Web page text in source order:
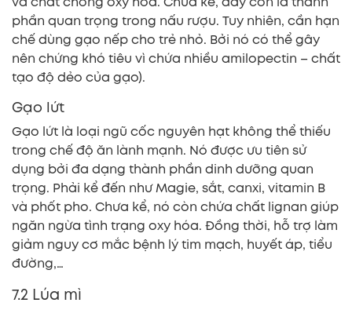
phần quan trọng trong nấu rượu. Tuy nhiên, cần hạn
chế dùng gạo nếp cho trẻ nhỏ. Bởi nó có thể gây
nên chứng khó tiêu vì chứa nhiều amilopectin – chất
tạo độ dẻo của gạo).
Gạo lứt
Gạo lứt là loại ngũ cốc nguyên hạt không thể thiếu
trong chế độ ăn lành mạnh. Nó được ưu tiên sử
dụng bởi đa dạng thành phần dinh dưỡng quan
trọng. Phải kể đến như Magie, sắt, canxi, vitamin B
và phốt pho. Chưa kể, nó còn chứa chất lignan giúp
ngăn ngừa tình trạng oxy hóa. Đồng thời, hỗ trợ làm
giảm nguy cơ mắc bệnh lý tim mạch, huyết áp, tiểu
đường,…
7.2 Lúa mì